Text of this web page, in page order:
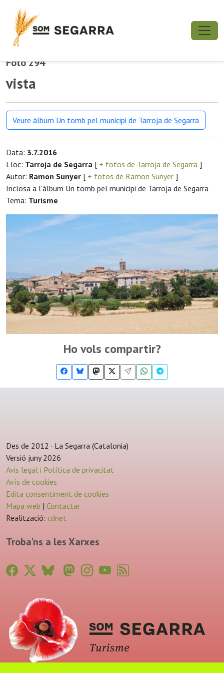
Foto 294
vista
Veure àlbum Un tomb pel municipi de Tarroja de Segarra
Data: 3.7.2016
Lloc: Tarroja de Segarra [ + fotos de Tarroja de Segarra ]
Autor: Ramon Sunyer [ + fotos de Ramon Sunyer ]
Inclosa a l'àlbum Un tomb pel municipi de Tarroja de Segarra
Tema: Turisme
Ho vols compartir?
Des de 2012 · La Segarra (Catalonia)
Versió juny 2026
Avis legal i Política de privacitat
Avís de cookies
Edita consentiment de cookies
Mapa web | Contactar
Realització: cdnet
Troba'ns a les Xarxes